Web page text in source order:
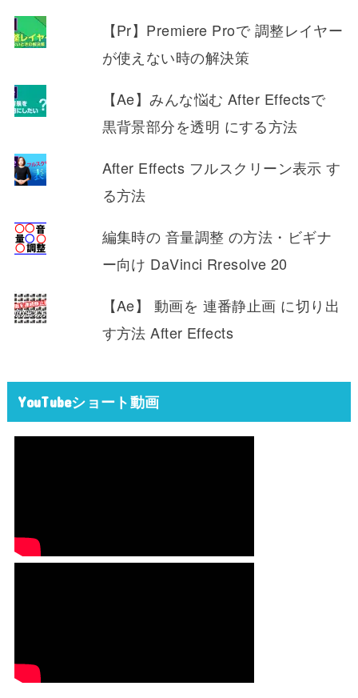
【Pr】Premiere Proで 調整レイヤー
が使えない時の解決策
【Ae】みんな悩む After Effectsで
黒背景部分を透明 にする方法
After Effects フルスクリーン表示 す
る方法
編集時の 音量調整 の方法・ビギナ
ー向け DaVinci Rresolve 20
【Ae】 動画を 連番静止画 に切り出
す方法 After Effects
YouTubeショート動画